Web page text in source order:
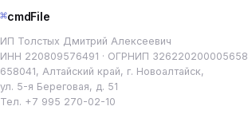
⌘cmdFile
ИП Толстых Дмитрий Алексеевич
ИНН 220809576491 · ОГРНИП 326220200005658
658041, Алтайский край, г. Новоалтайск,
ул. 5-я Береговая, д. 51
Тел. +7 995 270-02-10